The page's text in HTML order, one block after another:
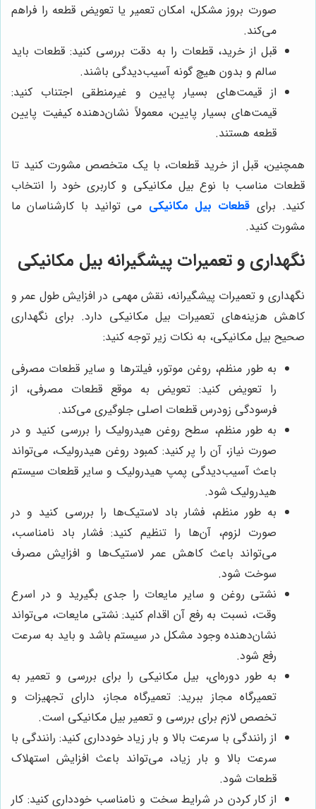
صورت بروز مشکل، امکان تعمیر یا تعویض قطعه را فراهم
می‌کند.
قبل از خرید، قطعات را به دقت بررسی کنید: قطعات باید
سالم و بدون هیچ گونه آسیب‌دیدگی باشند.
از قیمت‌های بسیار پایین و غیرمنطقی اجتناب کنید:
قیمت‌های بسیار پایین، معمولاً نشان‌دهنده کیفیت پایین
قطعه هستند.
همچنین، قبل از خرید قطعات، با یک متخصص مشورت کنید تا
قطعات مناسب با نوع بیل مکانیکی و کاربری خود را انتخاب
کنید. برای قطعات بیل مکانیکی می توانید با کارشناسان ما
مشورت کنید.
نگهداری و تعمیرات پیشگیرانه بیل مکانیکی
نگهداری و تعمیرات پیشگیرانه، نقش مهمی در افزایش طول عمر و
کاهش هزینه‌های تعمیرات بیل مکانیکی دارد. برای نگهداری
صحیح بیل مکانیکی، به نکات زیر توجه کنید:
به طور منظم، روغن موتور، فیلترها و سایر قطعات مصرفی
را تعویض کنید: تعویض به موقع قطعات مصرفی، از
فرسودگی زودرس قطعات اصلی جلوگیری می‌کند.
به طور منظم، سطح روغن هیدرولیک را بررسی کنید و در
صورت نیاز، آن را پر کنید: کمبود روغن هیدرولیک، می‌تواند
باعث آسیب‌دیدگی پمپ هیدرولیک و سایر قطعات سیستم
هیدرولیک شود.
به طور منظم، فشار باد لاستیک‌ها را بررسی کنید و در
صورت لزوم، آن‌ها را تنظیم کنید: فشار باد نامناسب،
می‌تواند باعث کاهش عمر لاستیک‌ها و افزایش مصرف
سوخت شود.
نشتی روغن و سایر مایعات را جدی بگیرید و در اسرع
وقت، نسبت به رفع آن اقدام کنید: نشتی مایعات، می‌تواند
نشان‌دهنده وجود مشکل در سیستم باشد و باید به سرعت
رفع شود.
به طور دوره‌ای، بیل مکانیکی را برای بررسی و تعمیر به
تعمیرگاه مجاز ببرید: تعمیرگاه مجاز، دارای تجهیزات و
تخصص لازم برای بررسی و تعمیر بیل مکانیکی است.
از رانندگی با سرعت بالا و بار زیاد خودداری کنید: رانندگی با
سرعت بالا و بار زیاد، می‌تواند باعث افزایش استهلاک
قطعات شود.
از کار کردن در شرایط سخت و نامناسب خودداری کنید: کار